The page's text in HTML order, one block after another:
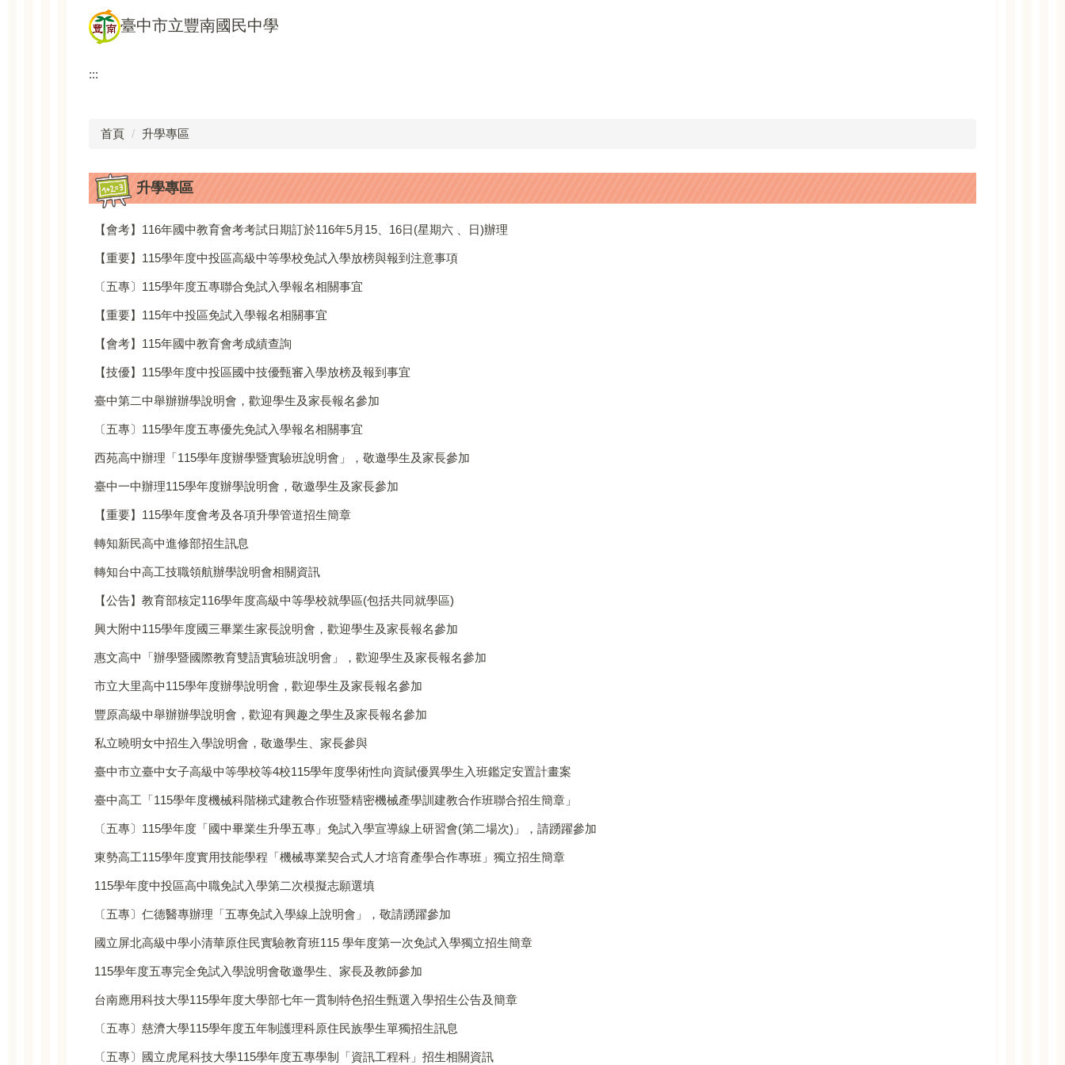
臺中市立豐南國民中學
:::
首頁 升學專區
升學專區
【會考】116年國中教育會考考試日期訂於116年5月15、16日(星期六 、日)辦理
【重要】115學年度中投區高級中等學校免試入學放榜與報到注意事項
〔五專〕115學年度五專聯合免試入學報名相關事宜
【重要】115年中投區免試入學報名相關事宜
【會考】115年國中教育會考成績查詢
【技優】115學年度中投區國中技優甄審入學放榜及報到事宜
臺中第二中舉辦辦學說明會，歡迎學生及家長報名參加
〔五專〕115學年度五專優先免試入學報名相關事宜
西苑高中辦理「115學年度辦學暨實驗班說明會」，敬邀學生及家長參加
臺中一中辦理115學年度辦學說明會，敬邀學生及家長參加
【重要】115學年度會考及各項升學管道招生簡章
轉知新民高中進修部招生訊息
轉知台中高工技職領航辦學說明會相關資訊
【公告】教育部核定116學年度高級中等學校就學區(包括共同就學區)
興大附中115學年度國三畢業生家長說明會，歡迎學生及家長報名參加
惠文高中「辦學暨國際教育雙語實驗班說明會」，歡迎學生及家長報名參加
市立大里高中115學年度辦學說明會，歡迎學生及家長報名參加
豐原高級中舉辦辦學說明會，歡迎有興趣之學生及家長報名參加
私立曉明女中招生入學說明會，敬邀學生、家長參與
臺中市立臺中女子高級中等學校等4校115學年度學術性向資賦優異學生入班鑑定安置計畫案
臺中高工「115學年度機械科階梯式建教合作班暨精密機械產學訓建教合作班聯合招生簡章」
〔五專〕115學年度「國中畢業生升學五專」免試入學宣導線上研習會(第二場次)」，請踴躍參加
東勢高工115學年度實用技能學程「機械專業契合式人才培育產學合作專班」獨立招生簡章
115學年度中投區高中職免試入學第二次模擬志願選填
〔五專〕仁德醫專辦理「五專免試入學線上說明會」，敬請踴躍參加
國立屏北高級中學小清華原住民實驗教育班115 學年度第一次免試入學獨立招生簡章
115學年度五專完全免試入學說明會敬邀學生、家長及教師參加
台南應用科技大學115學年度大學部七年一貫制特色招生甄選入學招生公告及簡章
〔五專〕慈濟大學115學年度五年制護理科原住民族學生單獨招生訊息
〔五專〕國立虎尾科技大學115學年度五專學制「資訊工程科」招生相關資訊